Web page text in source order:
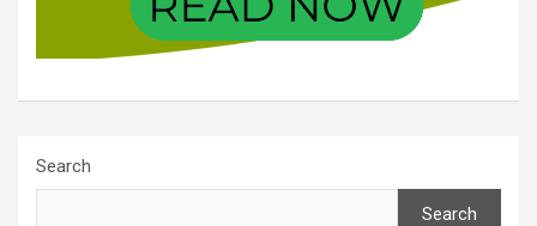
Search
Search